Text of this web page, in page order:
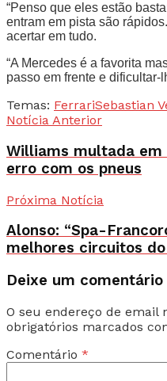
“Penso que eles estão
entram em pista são
acertar em tudo.
“A Mercedes é a favorita
passo em frente e dificultar-
Temas: FerrariSebastian
Notícia Anterior
Williams multada
erro com os pneus
Próxima Notícia
Alonso: “Spa-
melhores circuitos do
Deixe um comentário
O seu endereço de email
obrigatórios marcados
Comentário *